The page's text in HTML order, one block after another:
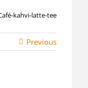
kahvi-latte-tee
Previous